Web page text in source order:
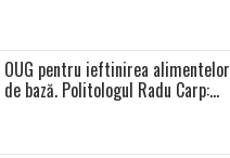
produse”
OUG pentru ieftinirea alimentelor
de bază. Politologul Radu Carp: